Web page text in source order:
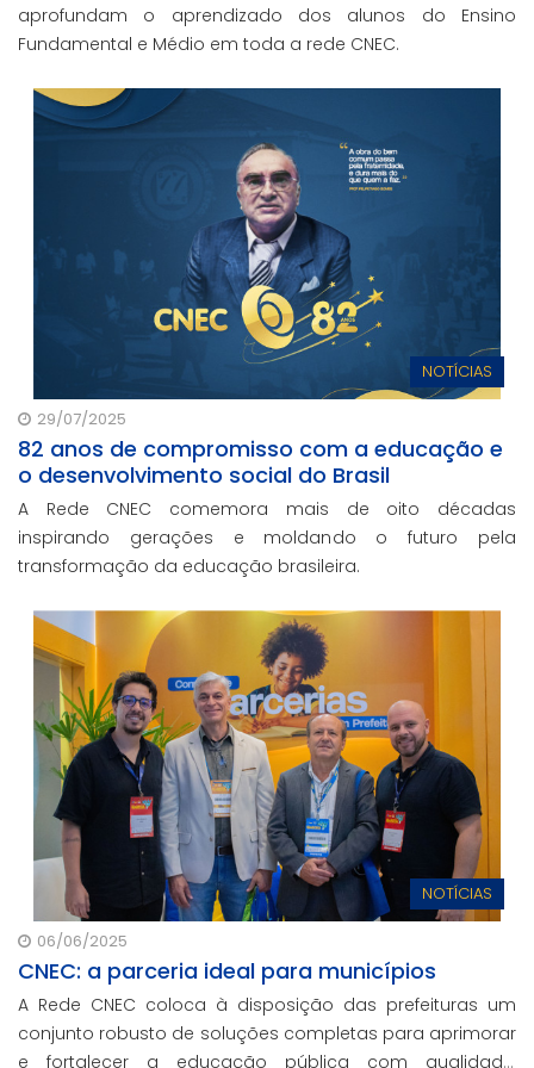
aprofundam o aprendizado dos alunos do Ensino
Fundamental e Médio em toda a rede CNEC.
NOTÍCIAS
29/07/2025
82 anos de compromisso com a educação e
o desenvolvimento social do Brasil
A Rede CNEC comemora mais de oito décadas
inspirando gerações e moldando o futuro pela
transformação da educação brasileira.
NOTÍCIAS
06/06/2025
CNEC: a parceria ideal para municípios
A Rede CNEC coloca à disposição das prefeituras um
conjunto robusto de soluções completas para aprimorar
e fortalecer a educação pública com qualidade,